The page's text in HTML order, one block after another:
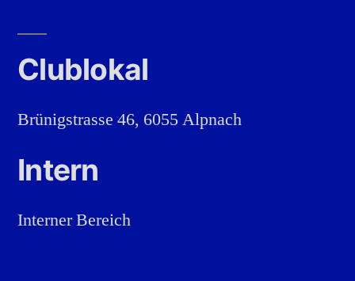
Clublokal
Brünigstrasse 46, 6055 Alpnach
Intern
Interner Bereich